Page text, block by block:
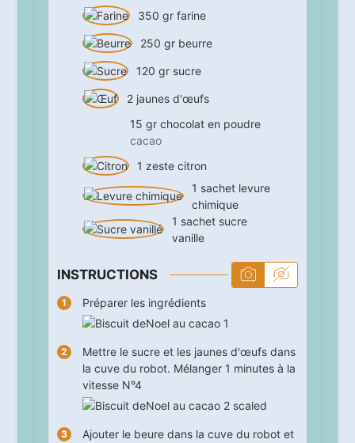
350 gr farine
250 gr beurre
120 gr sucre
2 jaunes d'œufs
15 gr chocolat en poudre
cacao
1 zeste citron
1 sachet levure
chimique
1 sachet sucre
vanille
INSTRUCTIONS
Préparer les ingrédients
Mettre le sucre et les jaunes d'œufs dans
la cuve du robot. Mélanger 1 minutes à la
vitesse N°4
Ajouter le beure dans la cuve du robot et